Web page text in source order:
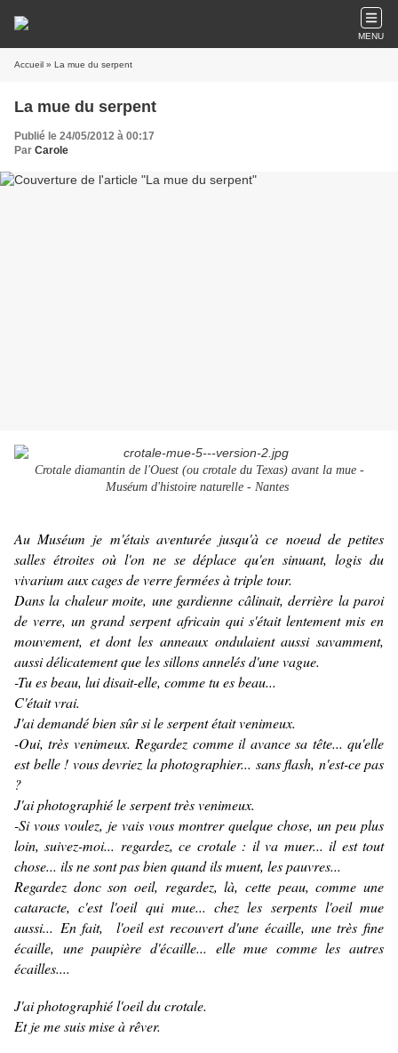
MENU
Accueil » La mue du serpent
La mue du serpent
Publié le 24/05/2012 à 00:17
Par Carole
Crotale diamantin de l'Ouest (ou crotale du Texas) avant la mue -
Muséum d'histoire naturelle - Nantes
Au Muséum je m'étais aventurée jusqu'à ce noeud de petites
salles étroites où l'on ne se déplace qu'en sinuant, logis du
vivarium aux cages de verre fermées à triple tour.
Dans la chaleur moite, une gardienne câlinait, derrière la paroi
de verre, un grand serpent africain qui s'était lentement mis en
mouvement, et dont les anneaux ondulaient aussi savamment,
aussi délicatement que les sillons annelés d'une vague.
-Tu es beau, lui disait-elle, comme tu es beau...
C'était vrai.
J'ai demandé bien sûr si le serpent était venimeux.
-Oui, très venimeux. Regardez comme il avance sa tête... qu'elle
est belle ! vous devriez la photographier... sans flash, n'est-ce pas
?
J'ai photographié le serpent très venimeux.
-Si vous voulez, je vais vous montrer quelque chose, un peu plus
loin, suivez-moi... regardez, ce crotale : il va muer... il est tout
chose... ils ne sont pas bien quand ils muent, les pauvres...
Regardez donc son oeil, regardez, là, cette peau, comme une
cataracte, c'est l'oeil qui mue... chez les serpents l'oeil mue
aussi... En fait, l'oeil est recouvert d'une écaille, une très fine
écaille, une paupière d'écaille... elle mue comme les autres
écailles....
J'ai photographié l'oeil du crotale.
Et je me suis mise à rêver.